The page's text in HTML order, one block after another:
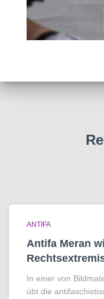
ANTIFA
Antifa Meran
In einer von
übt die